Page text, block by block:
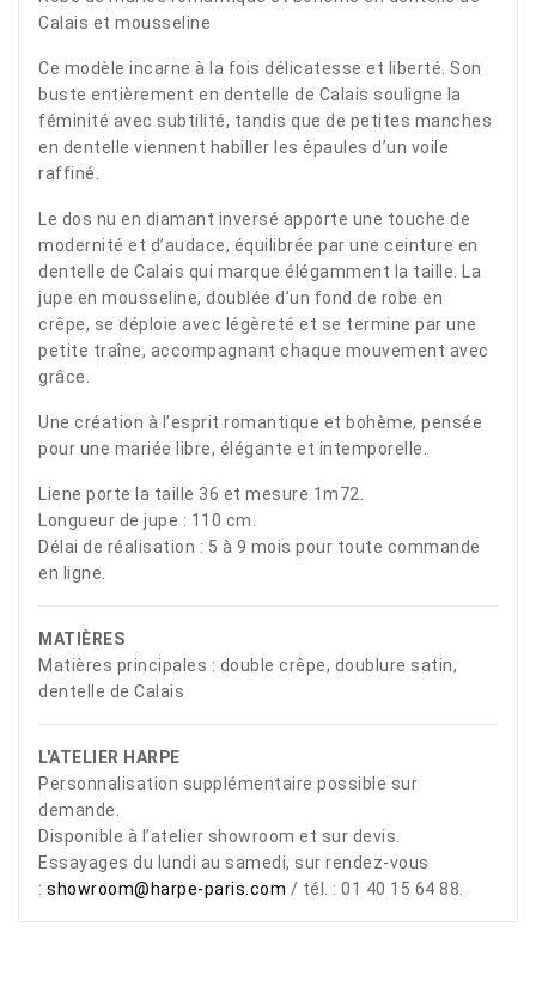
Calais et mousseline
Ce modèle incarne à la fois délicatesse et liberté. Son
buste entièrement en dentelle de Calais souligne la
féminité avec subtilité, tandis que de petites manches
en dentelle viennent habiller les épaules d’un voile
raffiné.
Le dos nu en diamant inversé apporte une touche de
modernité et d’audace, équilibrée par une ceinture en
dentelle de Calais qui marque élégamment la taille. La
jupe en mousseline, doublée d’un fond de robe en
crêpe, se déploie avec légèreté et se termine par une
petite traîne, accompagnant chaque mouvement avec
grâce.
Une création à l’esprit romantique et bohème, pensée
pour une mariée libre, élégante et intemporelle.
Liene porte la taille 36 et mesure 1m72.
Longueur de jupe : 110 cm.
Délai de réalisation : 5 à 9 mois pour toute commande
en ligne.
MATIÈRES
Matières principales : double crêpe, doublure satin,
dentelle de Calais
L'ATELIER HARPE
Personnalisation supplémentaire possible sur
demande.
Disponible à l’atelier showroom et sur devis.
Essayages du lundi au samedi, sur rendez-vous
: showroom@harpe-paris.com / tél. : 01 40 15 64 88.